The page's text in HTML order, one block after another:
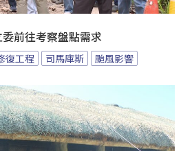
前往考察盤點需求
復工程 司馬庫斯 颱風影響